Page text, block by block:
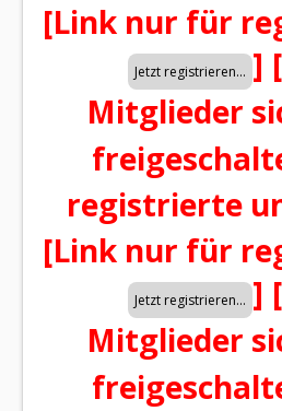
[Link nur für
]
Mitglieder
registrierte
[Link nur für
]
Mitglieder